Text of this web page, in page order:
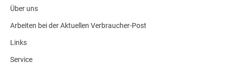
Über uns
Arbeiten bei der Aktuellen Verbraucher-Post
Links
Service